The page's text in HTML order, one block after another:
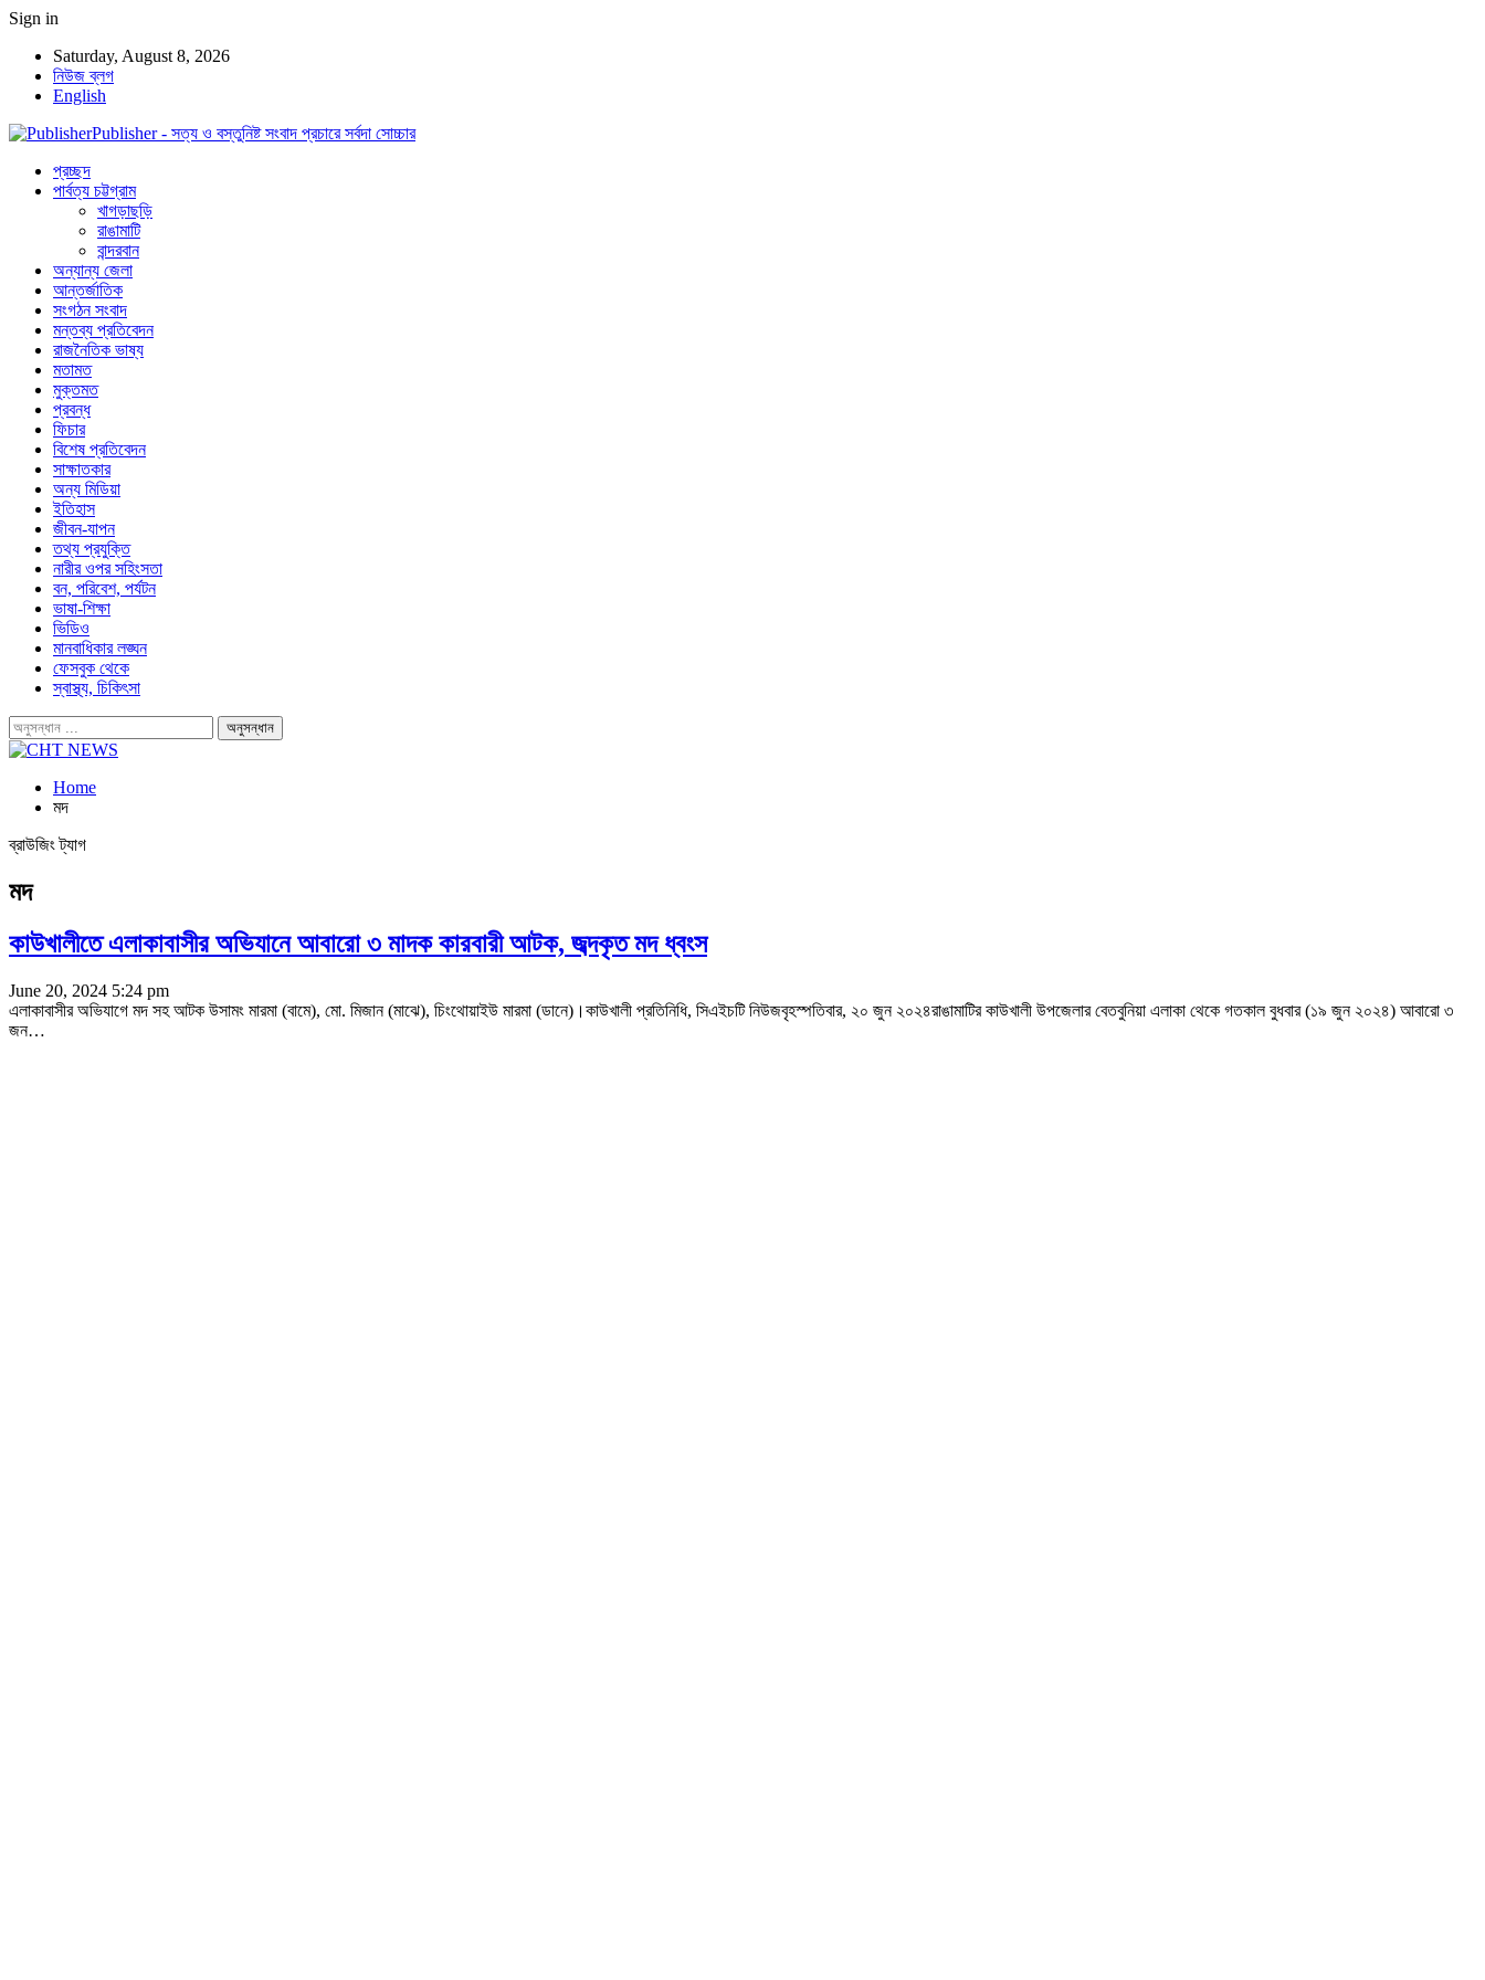
Sign in
Saturday, August 8, 2026
নিউজ ব্লগ
English
Publisher - সত্য ও বস্তুনিষ্ট সংবাদ প্রচারে সর্বদা সোচ্চার
প্রচ্ছদ
পার্বত্য চট্টগ্রাম
খাগড়াছড়ি
রাঙামাটি
বান্দরবান
অন্যান্য জেলা
আন্তর্জাতিক
সংগঠন সংবাদ
মন্তব্য প্রতিবেদন
রাজনৈতিক ভাষ্য
মতামত
মুক্তমত
প্রবন্ধ
ফিচার
বিশেষ প্রতিবেদন
সাক্ষাতকার
অন্য মিডিয়া
ইতিহাস
জীবন-যাপন
তথ্য প্রযুক্তি
নারীর ওপর সহিংসতা
বন, পরিবেশ, পর্যটন
ভাষা-শিক্ষা
ভিডিও
মানবাধিকার লঙ্ঘন
ফেসবুক থেকে
স্বাস্থ্য, চিকিৎসা
Home
মদ
ব্রাউজিং ট্যাগ
মদ
কাউখালীতে এলাকাবাসীর অভিযানে আবারো ৩ মাদক কারবারী আটক, জব্দকৃত মদ ধ্বংস
June 20, 2024 5:24 pm
এলাকাবাসীর অভিযাগে মদ সহ আটক উসামং মারমা (বামে), মো. মিজান (মাঝে), চিংথোয়াইউ মারমা (ডানে)।কাউখালী প্রতিনিধি, সিএইচটি নিউজবৃহস্পতিবার, ২০ জুন ২০২৪রাঙামাটির কাউখালী উপজেলার বেতবুনিয়া এলাকা থেকে গতকাল বুধবার (১৯ জুন ২০২৪) আবারো ৩
জন…